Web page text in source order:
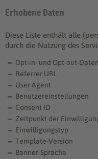
Erhobene Daten
Diese Liste enthält alle
durch die Nutzung des
Opt-in- und Opt-out-Daten
Referrer URL
User Agent
Benutzereinstellungen
Consent ID
Zeitpunkt der
Einwilligungstyp
Template-Version
Banner-Sprache